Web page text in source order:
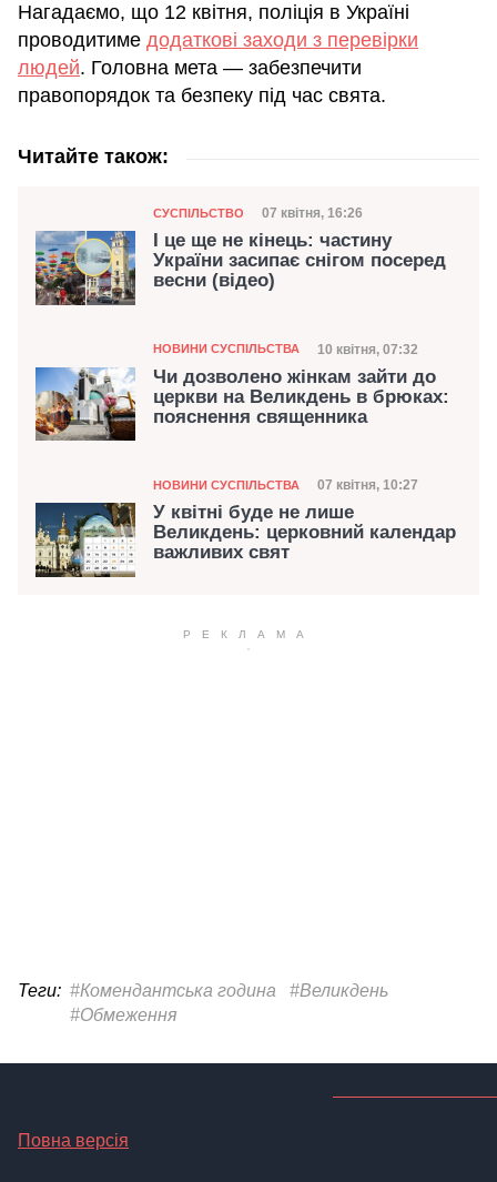
Нагадаємо, що 12 квітня, поліція в Україні
проводитиме додаткові заходи з перевірки
людей. Головна мета — забезпечити
правопорядок та безпеку під час свята.
Читайте також:
Категорія
СУСПІЛЬСТВО Дата публікації
07 квітня, 16:26
І це ще не кінець: частину
України засипає снігом посеред
весни (відео)
Категорія
НОВИНИ СУСПІЛЬСТВА Дата публікації
10 квітня, 07:32
Чи дозволено жінкам зайти до
церкви на Великдень в брюках:
пояснення священника
Категорія
НОВИНИ СУСПІЛЬСТВА Дата публікації
07 квітня, 10:27
У квітні буде не лише
Великдень: церковний календар
важливих свят
Теги: #Комендантська година
#Великдень
#Обмеження
Повна версія